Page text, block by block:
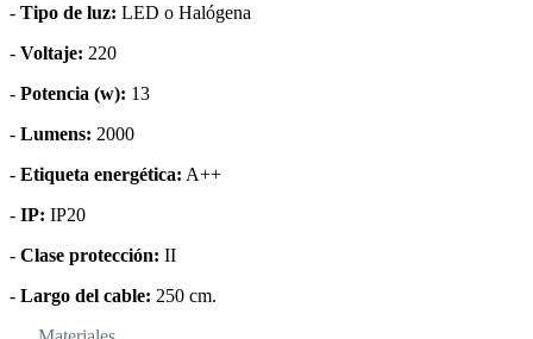
- Tipo de luz: LED o Halógena
- Voltaje: 220
- Potencia (w): 13
- Lumens: 2000
- Etiqueta energética: A++
- IP: IP20
- Clase protección: II
- Largo del cable: 250 cm.